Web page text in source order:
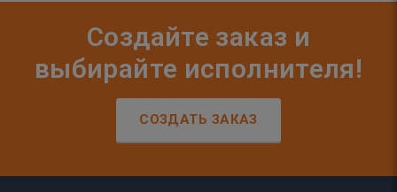
Создайте заказ и
выбирайте исполнителя!
СОЗДАТЬ ЗАКАЗ